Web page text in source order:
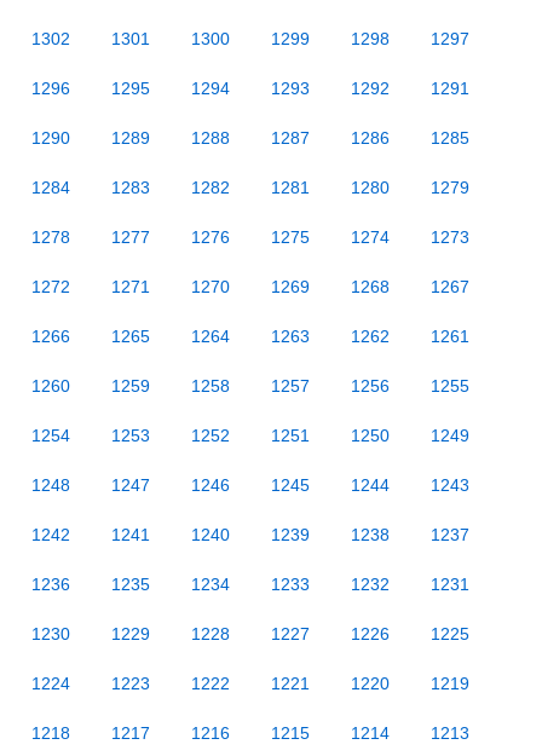
1302 1301 1300 1299 1298 1297
1296 1295 1294 1293 1292 1291
1290 1289 1288 1287 1286 1285
1284 1283 1282 1281 1280 1279
1278 1277 1276 1275 1274 1273
1272 1271 1270 1269 1268 1267
1266 1265 1264 1263 1262 1261
1260 1259 1258 1257 1256 1255
1254 1253 1252 1251 1250 1249
1248 1247 1246 1245 1244 1243
1242 1241 1240 1239 1238 1237
1236 1235 1234 1233 1232 1231
1230 1229 1228 1227 1226 1225
1224 1223 1222 1221 1220 1219
1218 1217 1216 1215 1214 1213